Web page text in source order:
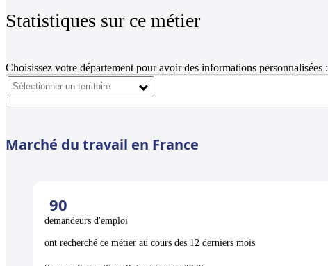
Statistiques sur ce métier
Choisissez votre département pour avoir des informations personnalisées :
Marché du travail en France
90
demandeurs d'emploi
ont recherché ce métier au cours des 12 derniers mois